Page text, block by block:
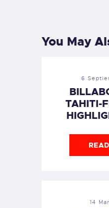
You May
6
TAHITI-
14